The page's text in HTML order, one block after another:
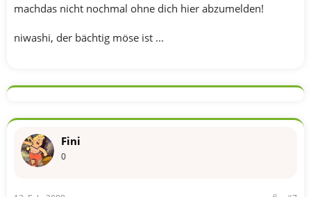
machdas nicht nochmal ohne dich hier abzumelden!
niwashi, der bächtig möse ist ...
Fini
0